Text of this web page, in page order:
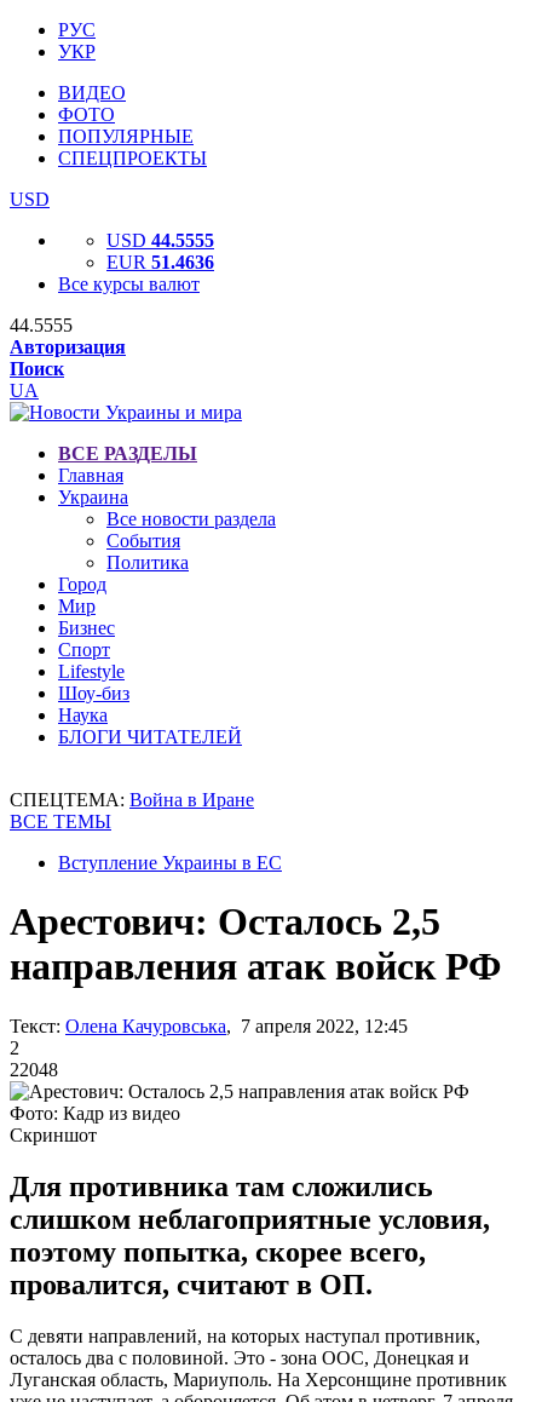
РУС
УКР
ВИДЕО
ФОТО
ПОПУЛЯРНЫЕ
СПЕЦПРОЕКТЫ
USD
USD 44.5555
EUR 51.4636
Все курсы валют
44.5555
Авторизация
Поиск
UA
ВСЕ РАЗДЕЛЫ
Главная
Украина
Все новости раздела
События
Политика
Город
Мир
Бизнес
Спорт
Lifestyle
Шоу-биз
Наука
БЛОГИ ЧИТАТЕЛЕЙ
СПЕЦТЕМА: Война в Иране
ВСЕ ТЕМЫ
Вступление Украины в ЕС
Арестович: Осталось 2,5
направления атак войск РФ
Текст: Олена Качуровська, 7 апреля 2022, 12:45
2
22048
Фото: Кадр из видео
Скриншот
Для противника там сложились
слишком неблагоприятные условия,
поэтому попытка, скорее всего,
провалится, считают в ОП.
С девяти направлений, на которых наступал противник,
осталось два с половиной. Это - зона ООС, Донецкая и
Луганская область, Мариуполь. На Херсонщине противник